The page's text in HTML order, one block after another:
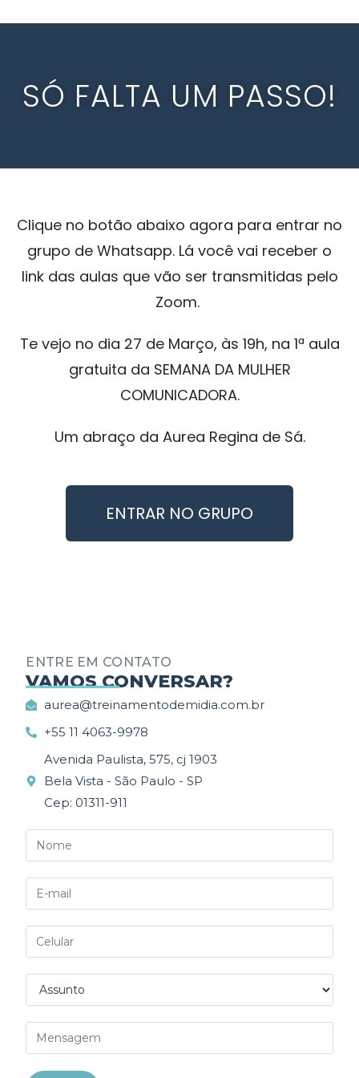
SÓ FALTA UM PASSO!
Clique no botão abaixo agora para entrar no
grupo de Whatsapp. Lá você vai receber o
link das aulas que vão ser transmitidas pelo
Zoom.
Te vejo no dia 27 de Março, às 19h, na 1ª aula
gratuita da SEMANA DA MULHER
COMUNICADORA.
Um abraço da Aurea Regina de Sá.
ENTRAR NO GRUPO
ENTRE EM CONTATO
VAMOS CONVERSAR?
_________
aurea@treinamentodemidia.com.br
+55 11 4063-9978
Avenida Paulista, 575, cj 1903
Bela Vista - São Paulo - SP
Cep: 01311-911